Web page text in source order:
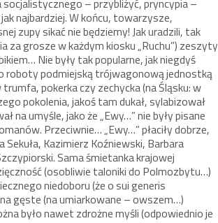
– przybliżyć, pryncypia –
najbardziej. W końcu, towarzysze,
zupy sikać nie będziemy! Jak uradzili, tak
za grosze w każdym kiosku „Ruchu”) zeszyty
Nie były tak popularne, jak niegdyś
roboty podmiejską trójwagonową jednostką
pokerka czy zechycka (na Śląsku: w
pokolenia, jakoś tam dukał, sylabizował
na umyśle, jako że „Ewy…” nie były pisane
Przeciwnie… „Ewy…” płaciły dobrze,
Kazimierz Koźniewski, Barbara
Sama śmietanka krajowej
(osobliwie taloniki do Polmozbytu…)
niedoboru (że o sui generis
gęste (na umiarkowane – owszem…)
było nawet zdrożne myśli (odpowiednio je